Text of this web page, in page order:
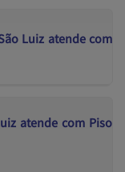
Luiz atende com
atende com Piso